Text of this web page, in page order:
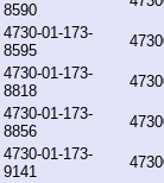
8590
4730-01-173-
8595
4730-01-173-
8818
4730-01-173-
8856
4730-01-173-
9141